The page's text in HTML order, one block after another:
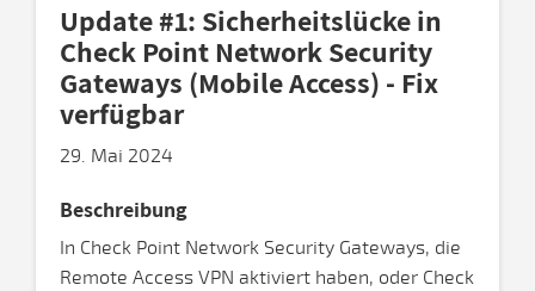
Update #1: Sicherheitslücke in
Check Point Network Security
Gateways (Mobile Access) - Fix
verfügbar
29. Mai 2024
Beschreibung
In Check Point Network Security Gateways, die
Remote Access VPN aktiviert haben, oder Check